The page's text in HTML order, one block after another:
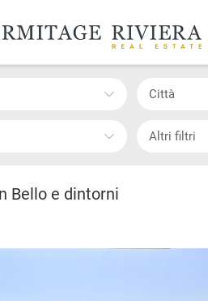
Città
Altri filtri
Bello e dintorni